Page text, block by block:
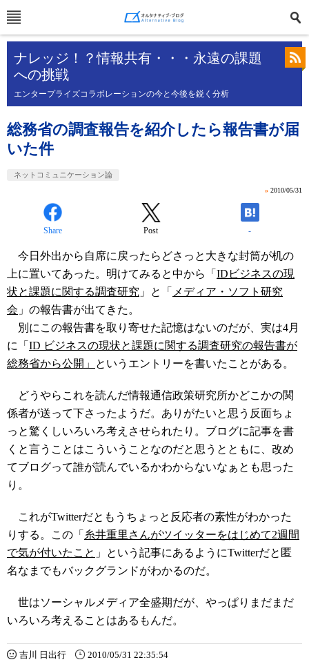
ナレッジ！？情報共有・・・永遠の課題
への挑戦
エンタープライズコラボレーションの今と今後を鋭く分析
総務省の調査報告を紹介したら報告書が届
いた件
ネットコミュニケーション論
» 2010/05/31
Share Post -
今日外出から自席に戻ったらどさっと大きな封筒が机の
上に置いてあった。明けてみると中から「 IDビジネスの現
状と課題に関する調査研究 」と「 メディア・ソフト研究
会 」の報告書が出てきた。
別にこの報告書を取り寄せた記憶はないのだが、実は4月
に「 ID ビジネスの現状と課題に関する調査研究の報告書が
総務省から公開」
というエントリーを書いたことがある。
どうやらこれを読んだ情報通信政策研究所かどこかの関
係者が送って下さったようだ。ありがたいと思う反面ちょ
っと驚くしいろいろ考えさせられたり。ブログに記事を書
くと言うことはこういうことなのだと思うとともに、改め
てブログって誰が読んでいるかわからないなぁとも思った
り。
これがTwitterだともうちょっと反応者の素性がわかった
りする。この「 糸井重里さんがツイッターをはじめて2週間
で気が付いたこと 」という記事にあるようにTwitterだと匿
名なまでもバックグランドがわかるのだ。
世はソーシャルメディア全盛期だが、やっぱりまだまだ
いろいろ考えることはあるもんだ。
吉川 日出行 2010/05/31 22:35:54